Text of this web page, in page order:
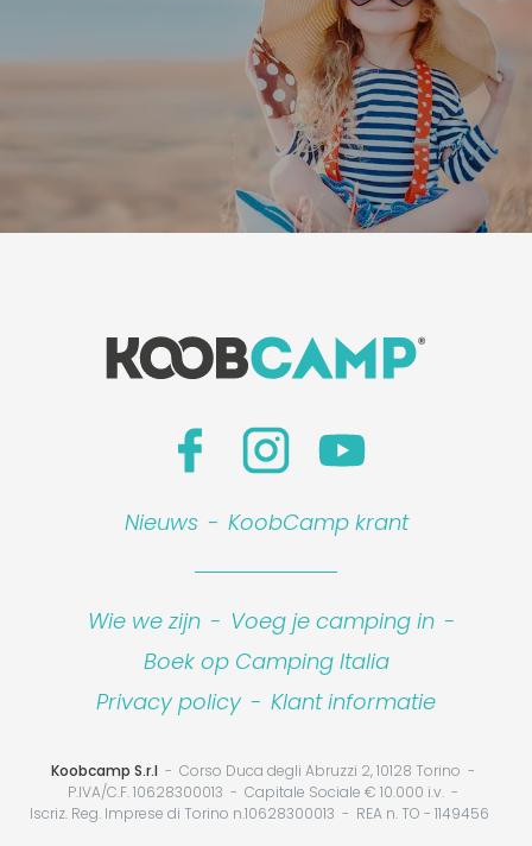
Nieuws - KoobCamp krant
Wie we zijn - Voeg je camping in -
Boek op Camping Italia
Privacy policy - Klant informatie
Koobcamp S.r.l
Corso Duca degli Abruzzi 2, 10128 Torino
P.IVA/C.F. 10628300013
Capitale Sociale € 10.000 i.v.
Iscriz. Reg. Imprese di Torino n.10628300013
REA n. TO - 1149456